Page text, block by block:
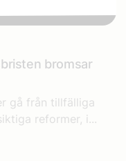
bromsar
gå från tillfälliga
reformer, i...